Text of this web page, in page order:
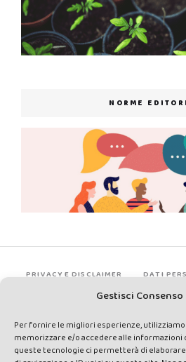
Gestisci
Per fornire le migliori esperienze,
memorizzare e/o accedere alle informazioni
queste tecnologie ci permetterà di
NORME
PRIVACY E DISCLAIMER DATI